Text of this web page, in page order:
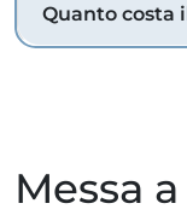
Quanto costa
Messa